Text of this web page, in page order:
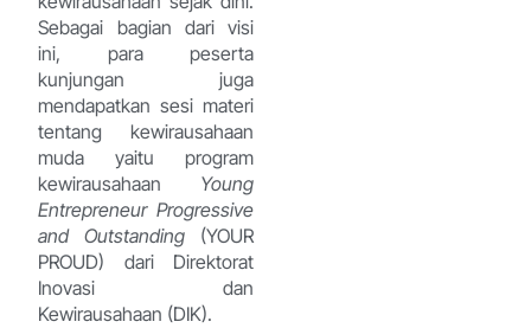
Sebagai bagian dari visi
ini, para peserta
kunjungan juga
mendapatkan sesi materi
tentang kewirausahaan
muda yaitu program
kewirausahaan Young
Entrepreneur Progressive
and Outstanding (YOUR
PROUD) dari Direktorat
Inovasi dan
Kewirausahaan (DIK).